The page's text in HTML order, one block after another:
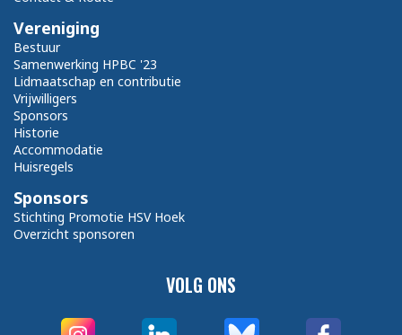
VOLG ONS
Vereniging
Bestuur
Samenwerking HPBC '23
Lidmaatschap en contributie
Vrijwilligers
Sponsors
Historie
Accommodatie
Huisregels
Sponsors
Stichting Promotie HSV Hoek
Overzicht sponsoren